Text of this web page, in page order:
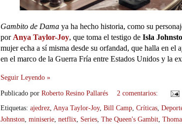
Gambito de Dama ya ha hecho historia, como su
por Anya Taylor-Joy, que toma el testigo de Isla
mujer echa a sí misma desde su orfandad, que halla en
en el marco de la Guerra Fría entre Estados Unidos y la
Seguir Leyendo »
Publicado por Roberto Resino Pallarés
2 comentarios:
Etiquetas: ajedrez Anya Taylor-Joy, Bill Camp Críticas
Johnston miniserie netflix Series The Queen's Gambit